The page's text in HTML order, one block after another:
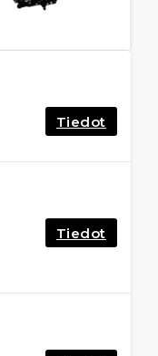
Tiedot
Tiedot